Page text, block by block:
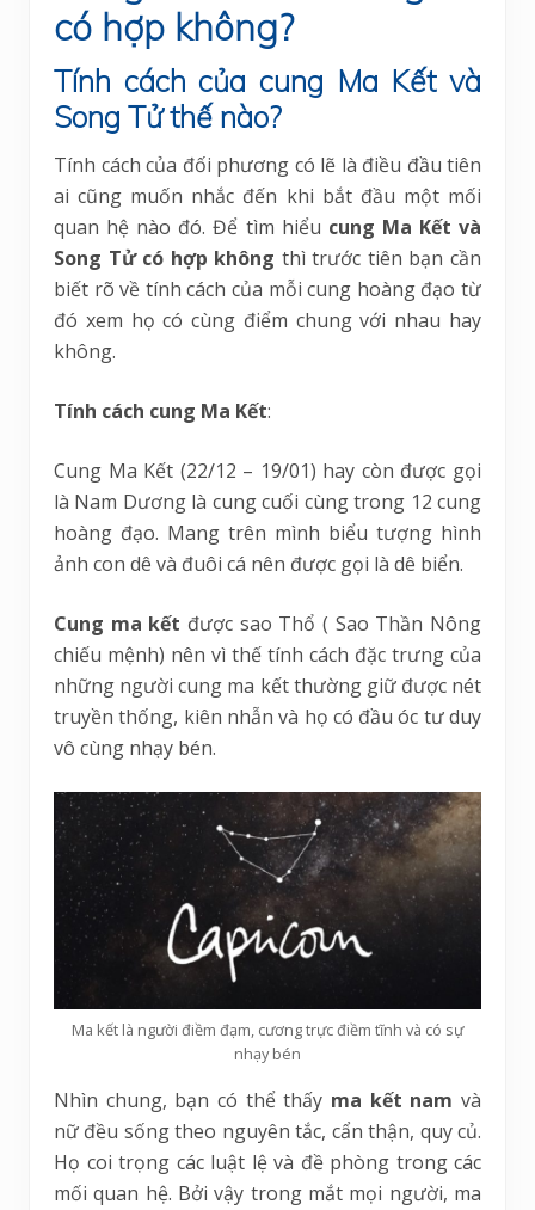
có hợp không?
Tính cách của cung Ma Kết và
Song Tử thế nào?
Tính cách của đối phương có lẽ là điều đầu tiên
ai cũng muốn nhắc đến khi bắt đầu một mối
quan hệ nào đó. Để tìm hiểu cung Ma Kết và
Song Tử có hợp không thì trước tiên bạn cần
biết rõ về tính cách của mỗi cung hoàng đạo từ
đó xem họ có cùng điểm chung với nhau hay
không.
Tính cách cung Ma Kết:
Cung Ma Kết (22/12 – 19/01) hay còn được gọi
là Nam Dương là cung cuối cùng trong 12 cung
hoàng đạo. Mang trên mình biểu tượng hình
ảnh con dê và đuôi cá nên được gọi là dê biển.
Cung ma kết được sao Thổ ( Sao Thần Nông
chiếu mệnh) nên vì thế tính cách đặc trưng của
những người cung ma kết thường giữ được nét
truyền thống, kiên nhẫn và họ có đầu óc tư duy
vô cùng nhạy bén.
Ma kết là người điềm đạm, cương trực điềm tĩnh và có sự
nhạy bén
Nhìn chung, bạn có thể thấy ma kết nam và
nữ đều sống theo nguyên tắc, cẩn thận, quy củ.
Họ coi trọng các luật lệ và đề phòng trong các
mối quan hệ. Bởi vậy trong mắt mọi người, ma